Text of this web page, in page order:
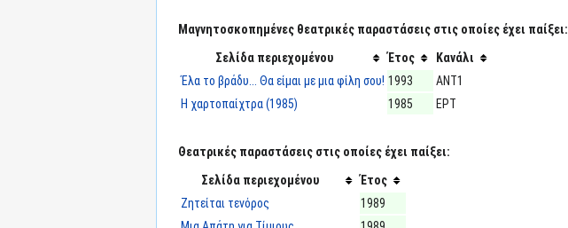
Μαγνητοσκοπημένες θεατρικές παραστάσεις στις οποίες έχει παίξει:
Σελίδα περιεχομένου
Έτος
Κανάλι
Έλα το βράδυ... Θα είμαι με μια φίλη σου! 1993
ΑΝΤ1
Η χαρτοπαίχτρα (1985)
1985 ΕΡΤ
Θεατρικές παραστάσεις στις οποίες έχει παίξει:
Σελίδα περιεχομένου
Έτος
Ζητείται τενόρος
1989